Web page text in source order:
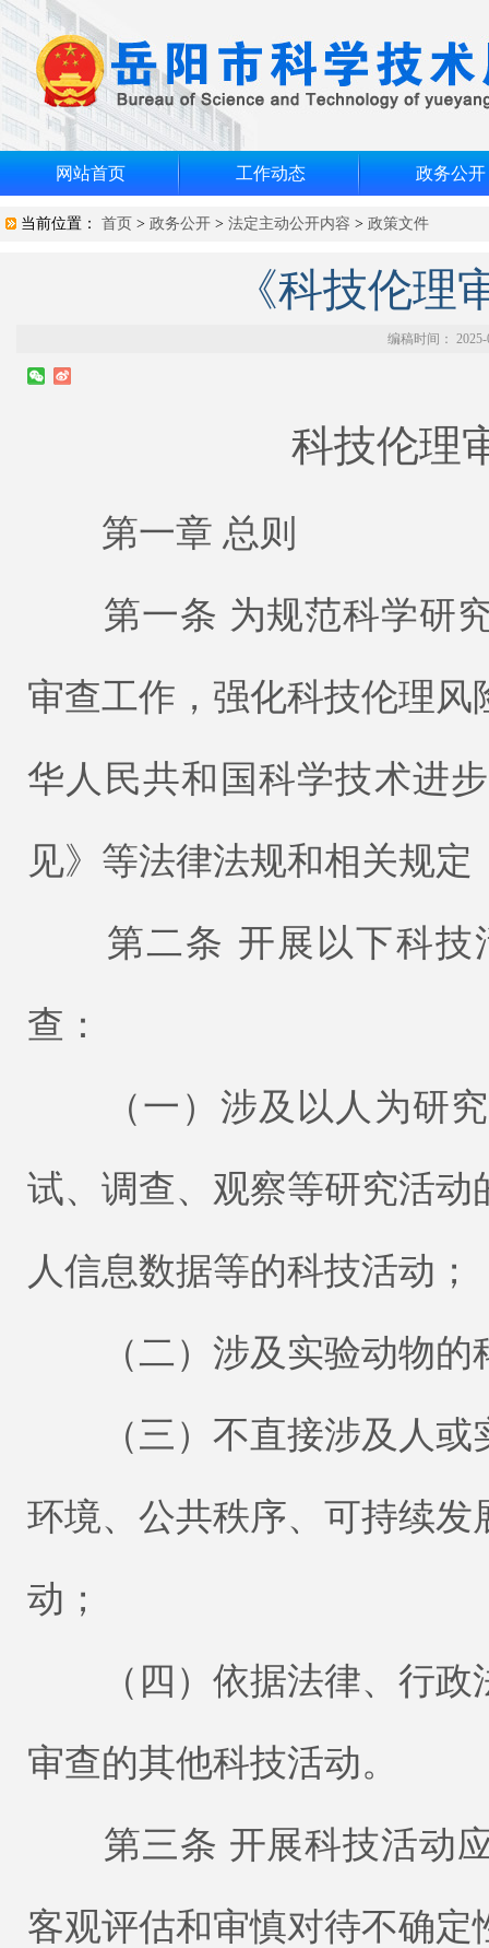
网站首页 工作动态 政务公开
当前位置： 首页 > 政务公开 > 法定主动公开内容 > 政策文件
《科技伦理
编稿时间：
科技伦理
第一章 总则
第一条 为规范科学研究
审查工作，强化科技伦理
华人民共和国科学技术进
见》等法律法规和相关规定
第二条 开展以下科技
查：
（一）涉及以人为研究
试、调查、观察等研究活
人信息数据等的科技活动；
（二）涉及实验动物的
（三）不直接涉及人或
环境、公共秩序、可持续
动；
（四）依据法律、行政
审查的其他科技活动。
第三条 开展科技活动应
客观评估和审慎对待不确